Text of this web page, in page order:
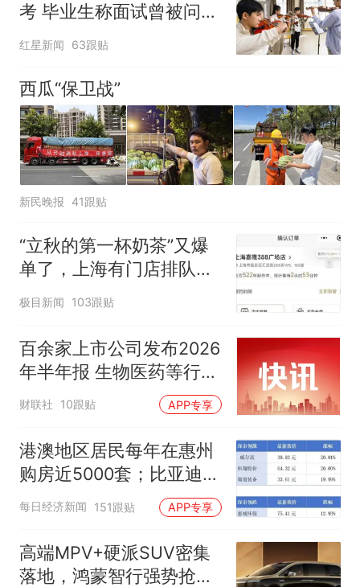
考 毕业生称面试曾被问
“如何策划晚会” 专家：遏
红星新闻 63跟贴
西瓜“保卫战”
新民晚报 41跟贴
“立秋的第一杯奶茶”又爆
单了，上海有门店排队超
500杯，店员：今天奶茶
时
极目新闻 103跟贴
百余家上市公司发布2026
年半年报 生物医药等行业
现亮点
财联社 10跟贴 APP专享
港澳地区居民每年在惠州
购房近5000套；比亚迪销
量跻身全球车企第六丨大
湾区财经早参
每日经济新闻 151跟贴 APP专享
高端MPV+硬派SUV密集
落地，鸿蒙智行强势抢占